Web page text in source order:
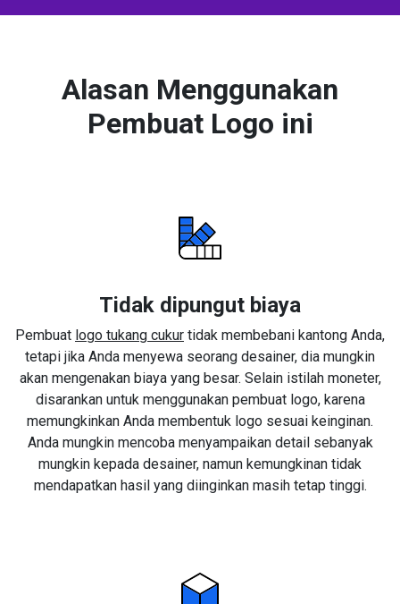
Alasan Menggunakan
Pembuat Logo ini
Tidak dipungut biaya
Pembuat logo tukang cukur tidak membebani kantong Anda,
tetapi jika Anda menyewa seorang desainer, dia mungkin
akan mengenakan biaya yang besar. Selain istilah moneter,
disarankan untuk menggunakan pembuat logo, karena
memungkinkan Anda membentuk logo sesuai keinginan.
Anda mungkin mencoba menyampaikan detail sebanyak
mungkin kepada desainer, namun kemungkinan tidak
mendapatkan hasil yang diinginkan masih tetap tinggi.